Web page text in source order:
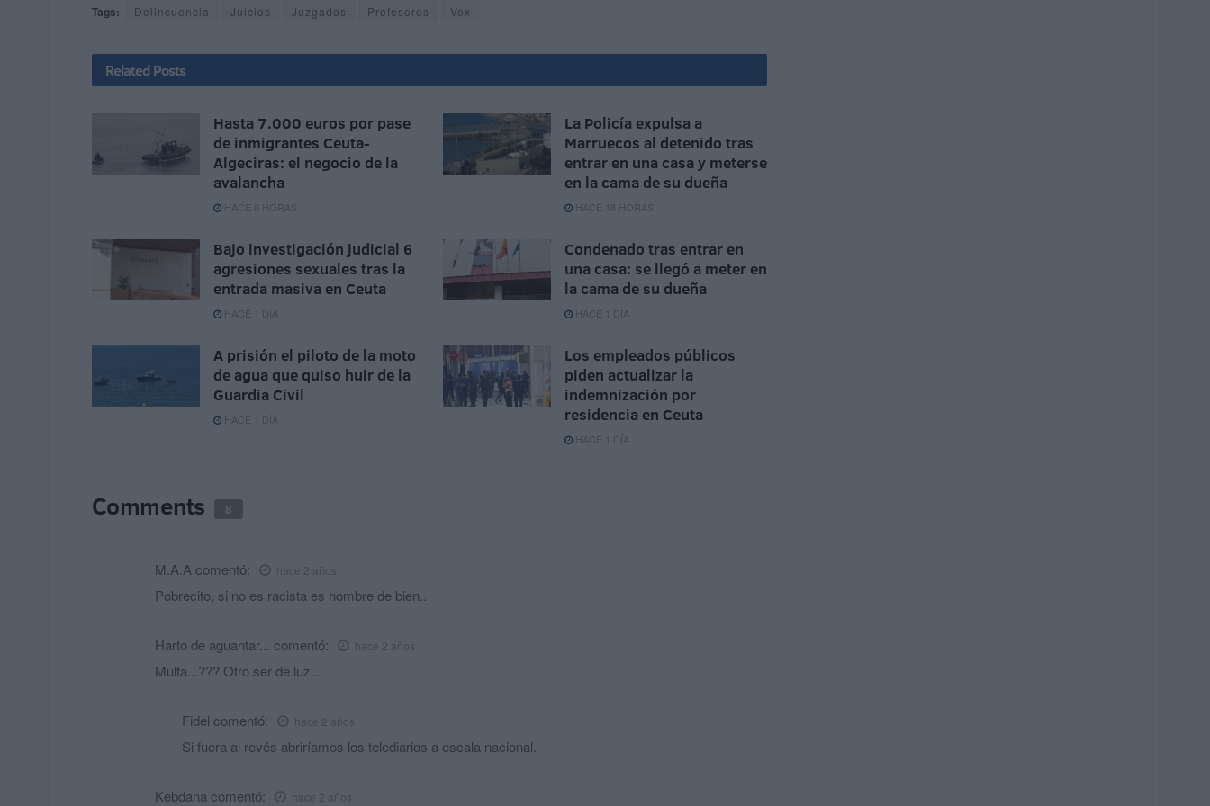
Tags: Delincuencia Juicios Juzgados Profesores Vox
Related Posts
Hasta 7.000 euros por pase
de inmigrantes Ceuta-
Algeciras: el negocio de la
avalancha
HACE 6 HORAS
La Policía expulsa a
Marruecos al detenido tras
entrar en una casa y meterse
en la cama de su dueña
HACE 18 HORAS
Bajo investigación judicial 6
agresiones sexuales tras la
entrada masiva en Ceuta
HACE 1 DÍA
Condenado tras entrar en
una casa: se llegó a meter en
la cama de su dueña
HACE 1 DÍA
A prisión el piloto de la moto
de agua que quiso huir de la
Guardia Civil
HACE 1 DÍA
Los empleados públicos
piden actualizar la
indemnización por
residencia en Ceuta
HACE 1 DÍA
Comments 8
M.A.A comentó: hace 2 años
Pobrecito, si no es racista es hombre de bien..
Harto de aguantar... comentó: hace 2 años
Multa...??? Otro ser de luz...
Fidel comentó: hace 2 años
Si fuera al revés abriríamos los telediarios a escala nacional.
Kebdana comentó: hace 2 años